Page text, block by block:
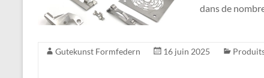
dans de
Gutekunst Formfedern 16 juin 2025